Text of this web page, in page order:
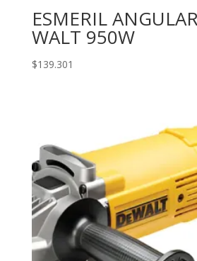
ESMERIL
WALT 950W
$139.301